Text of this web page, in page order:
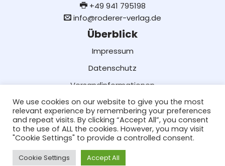
+49 941 795198
info@roderer-verlag.de
Überblick
Impressum
Datenschutz
Versandinformationen
Lieferung und Bezahlung
AGB
Social Media
Facebook
We use cookies on our website to give you the most
relevant experience by remembering your preferences
and repeat visits. By clicking “Accept All”, you consent
to the use of ALL the cookies. However, you may visit
"Cookie Settings" to provide a controlled consent.
Cookie Settings Accept All